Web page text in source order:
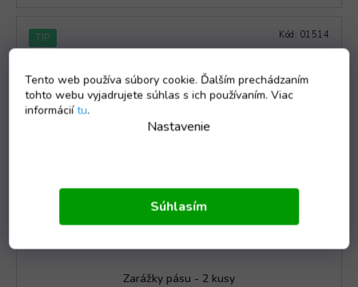
Tento web používa súbory cookie. Ďalším prechádzaním
tohto webu vyjadrujete súhlas s ich používaním. Viac
informáciítu.
Nastavenie
Súhlasím
5
hviezdičiek.
TIP
Zarážky pásu - 2 kusy
Kód: 01514